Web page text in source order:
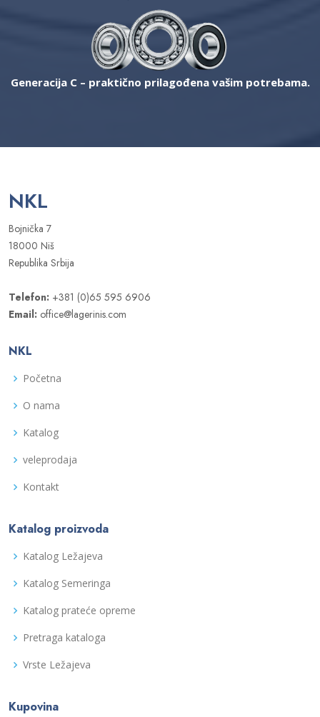
Generacija C – praktično prilagođena vašim potrebama.
NKL
Bojnička 7
18000 Niš
Republika Srbija
Telefon: +381 (0)65 595 6906
Email: office@lagerinis.com
NKL
Početna
O nama
Katalog
veleprodaja
Kontakt
Katalog proizvoda
Katalog Ležajeva
Katalog Semeringa
Katalog prateće opreme
Pretraga kataloga
Vrste Ležajeva
Kupovina